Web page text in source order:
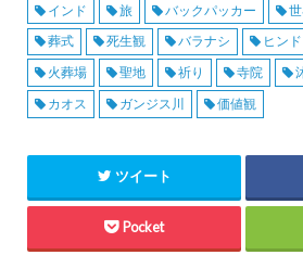
インド
旅 バックパッカー
葬式
死生観 バラナシ ヒン
火葬場
聖地 祈り 寺院
カオス
ガンジス川 価値観
ツイート
Pocket